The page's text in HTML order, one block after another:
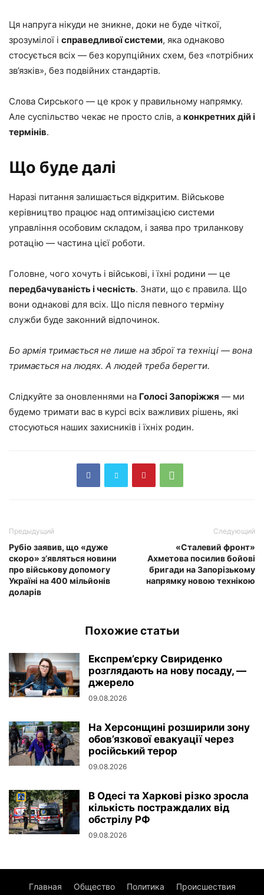
Ця напруга нікуди не зникне, доки не буде чіткої,
зрозумілої і справедливої системи, яка однаково
стосується всіх — без корупційних схем, без «потрібних
зв’язків», без подвійних стандартів.
Слова Сирського — це крок у правильному напрямку.
Але суспільство чекає не просто слів, а конкретних дій і
термінів.
Що буде далі
Наразі питання залишається відкритим. Військове
керівництво працює над оптимізацією системи
управління особовим складом, і заява про триланкову
ротацію — частина цієї роботи.
Головне, чого хочуть і військові, і їхні родини — це
передбачуваність і чесність. Знати, що є правила. Що
вони однакові для всіх. Що після певного терміну
служби буде законний відпочинок.
Бо армія тримається не лише на зброї та техніці — вона
тримається на людях. А людей треба берегти.
Слідкуйте за оновленнями на Голосі Запоріжжя — ми
будемо тримати вас в курсі всіх важливих рішень, які
стосуються наших захисників і їхніх родин.
Предыдущий
Рубіо заявив, що «дуже
скоро» з’являться новини
про військову допомогу
Україні на 400 мільйонів
доларів
Следующий
«Сталевий фронт»
Ахметова посилив бойові
бригади на Запорізькому
напрямку новою технікою
Похожие статьи
Експрем’єрку Свириденко
розглядають на нову посаду, —
джерело
09.08.2026
На Херсонщині розширили зону
обов’язкової евакуації через
російський терор
09.08.2026
В Одесі та Харкові різко зросла
кількість постраждалих від
обстрілу РФ
09.08.2026
Главная Общество Политика Происшествия